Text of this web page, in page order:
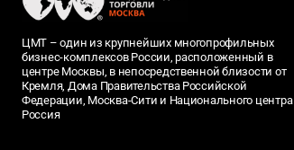
ЦМТ – один из крупнейших многопрофильных
бизнес-комплексов России, расположенный в
центре Москвы, в непосредственной близости от
Кремля, Дома Правительства Российской
Федерации, Москва-Сити и Национального центра
Россия